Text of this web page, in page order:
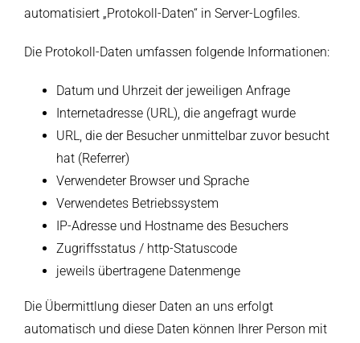
automatisiert „Protokoll-Daten“ in Server-Logfiles.
Die Protokoll-Daten umfassen folgende Informationen:
Datum und Uhrzeit der jeweiligen Anfrage
Internetadresse (URL), die angefragt wurde
URL, die der Besucher unmittelbar zuvor besucht
hat (Referrer)
Verwendeter Browser und Sprache
Verwendetes Betriebssystem
IP-Adresse und Hostname des Besuchers
Zugriffsstatus / http-Statuscode
jeweils übertragene Datenmenge
Die Übermittlung dieser Daten an uns erfolgt
automatisch und diese Daten können Ihrer Person mit